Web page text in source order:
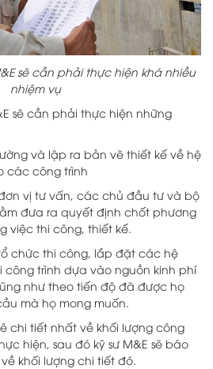
sẽ cần phải thực hiện khá nhiều
nhiệm vụ
sẽ cần phải thực hiện những
và lập ra bản vẽ thiết kế về hệ
các công trình
vị tư vấn, các chủ đầu tư và bộ
đưa ra quyết định chốt phương
việc thi công, thiết kế.
chức thi công, lắp đặt các hệ
công trình dựa vào nguồn kinh phí
như theo tiến độ đã được họ
mà họ mong muốn.
chi tiết nhất về khối lượng công
hiện, sau đó kỹ sư M&E sẽ báo
khối lượng chi tiết đó.